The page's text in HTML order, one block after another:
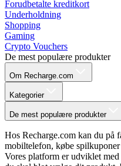
Forudbetalte kreditkort
Underholdning
Shopping
Gaming
Crypto Vouchers
De mest populære produkter
Om Recharge.com
Kategorier
De mest populære produkter
Hos Recharge.com kan du på
mobiltelefon, købe
Vores platform er udviklet